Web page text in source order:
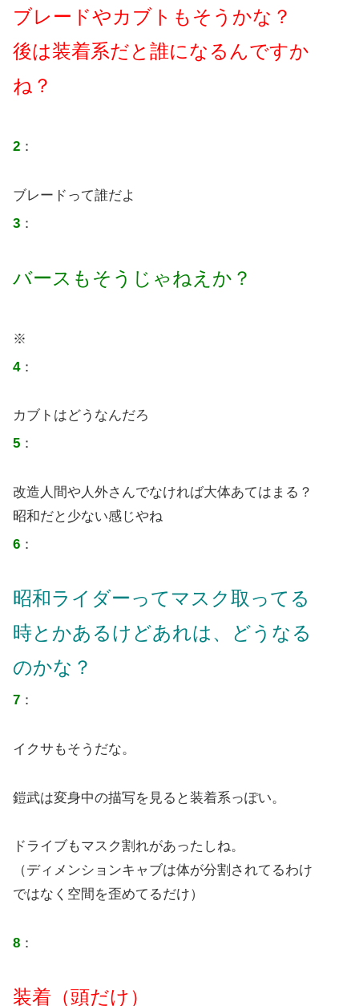
ブレードやカブトもそうかな？
後は装着系だと誰になるんですか
ね？
2 ：
ブレードって誰だよ
3 ：
バースもそうじゃねえか？
※
4：
カブトはどうなんだろ
5 ：
改造人間や人外さんでなければ大体あてはまる？
昭和だと少ない感じやね
6 ：
昭和ライダーってマスク取ってる
時とかあるけどあれは、どうなる
のかな？
7 ：
イクサもそうだな。
鎧武は変身中の描写を見ると装着系っぽい。
ドライブもマスク割れがあったしね。
（ディメンションキャブは体が分割されてるわけ
ではなく空間を歪めてるだけ）
8 ：
装着（頭だけ）